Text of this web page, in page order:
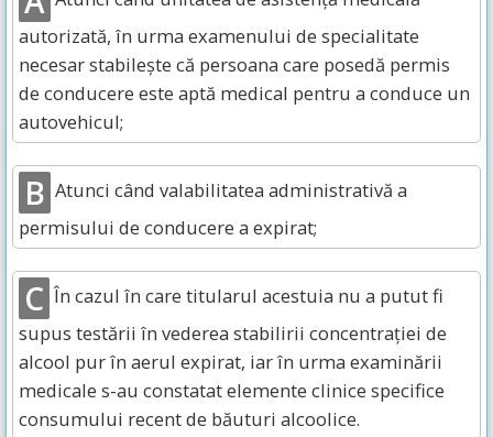
autorizată, în urma examenului de specialitate
necesar stabilește că persoana care posedă permis
de conducere este aptă medical pentru a conduce un
autovehicul;
B Atunci când valabilitatea administrativă a
permisului de conducere a expirat;
C În cazul în care titularul acestuia nu a putut fi
supus testării în vederea stabilirii concentrației de
alcool pur în aerul expirat, iar în urma examinării
medicale s-au constatat elemente clinice specifice
consumului recent de băuturi alcoolice.